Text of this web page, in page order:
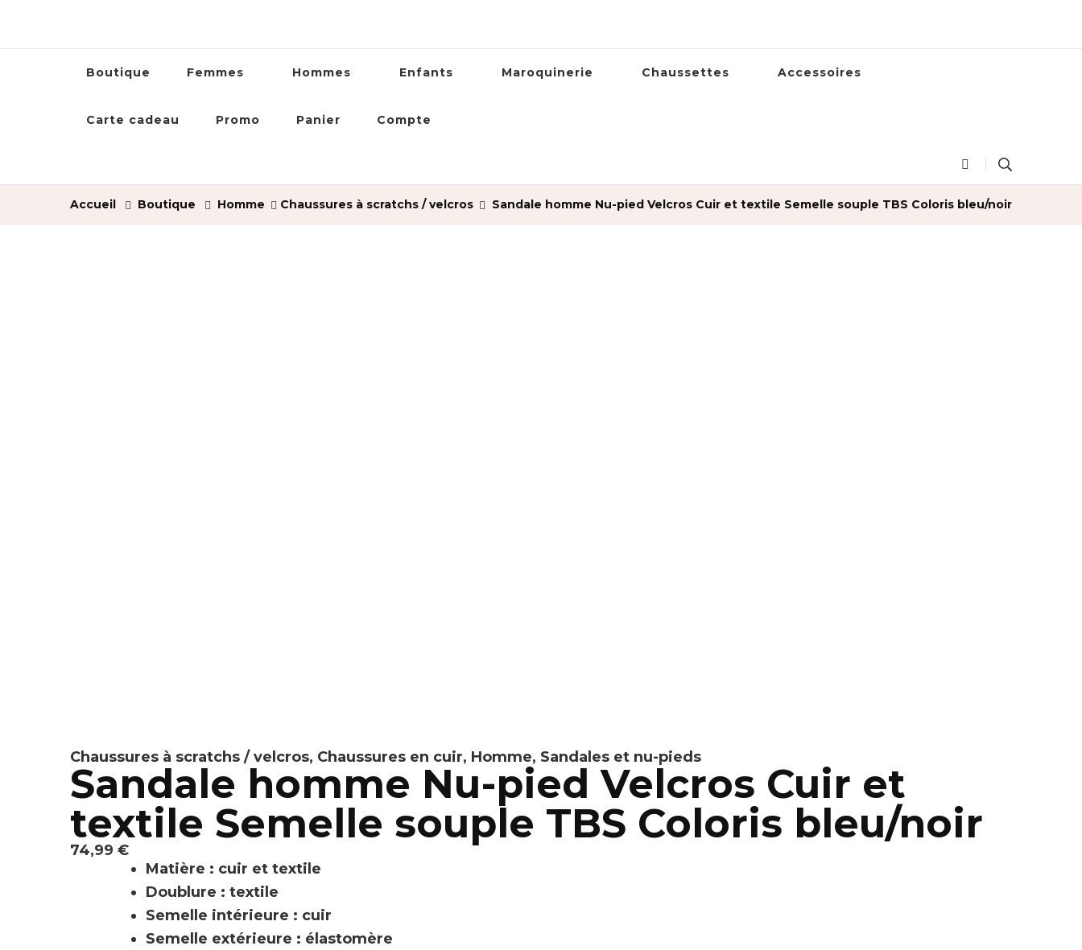
Boutique Femmes Hommes Enfants Maroquinerie Chaussettes Accessoires
Carte cadeau Promo Panier Compte
Accueil Boutique Homme Chaussures à scratchs / velcros Sandale homme Nu-pied Velcros Cuir et textile Semelle souple TBS Coloris bleu/noir
Chaussures à scratchs / velcros, Chaussures en cuir, Homme, Sandales et nu-pieds
Sandale homme Nu-pied Velcros Cuir et
textile Semelle souple TBS Coloris bleu/noir
74,99 €
Matière : cuir et textile
Doublure : textile
Semelle intérieure : cuir
Semelle extérieure : élastomère